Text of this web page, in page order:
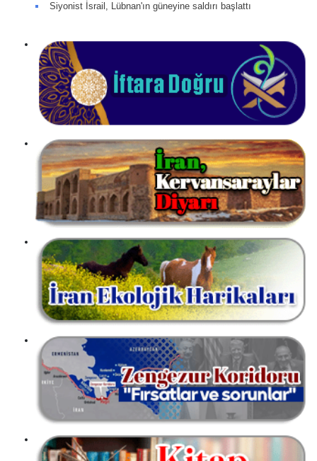
Siyonist İsrail, Lübnan'ın güneyine saldırı başlattı